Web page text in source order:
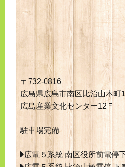
〒732-0816
広島県広島市南区比治山本町
広島産業文化センター12Ｆ
駐車場完備
広電５系統 南区役所前電停